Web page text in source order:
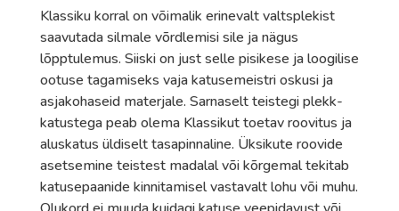
Klassiku korral on võimalik erinevalt valtsplekist
saavutada silmale võrdlemisi sile ja nägus
lõpptulemus. Siiski on just selle pisikese ja loogilise
ootuse tagamiseks vaja katusemeistri oskusi ja
asjakohaseid materjale. Sarnaselt teistegi plekk-
katustega peab olema Klassikut toetav roovitus ja
aluskatus üldiselt tasapinnaline. Üksikute roovide
asetsemine teistest madalal või kõrgemal tekitab
katusepaanide kinnitamisel vastavalt lohu või muhu.